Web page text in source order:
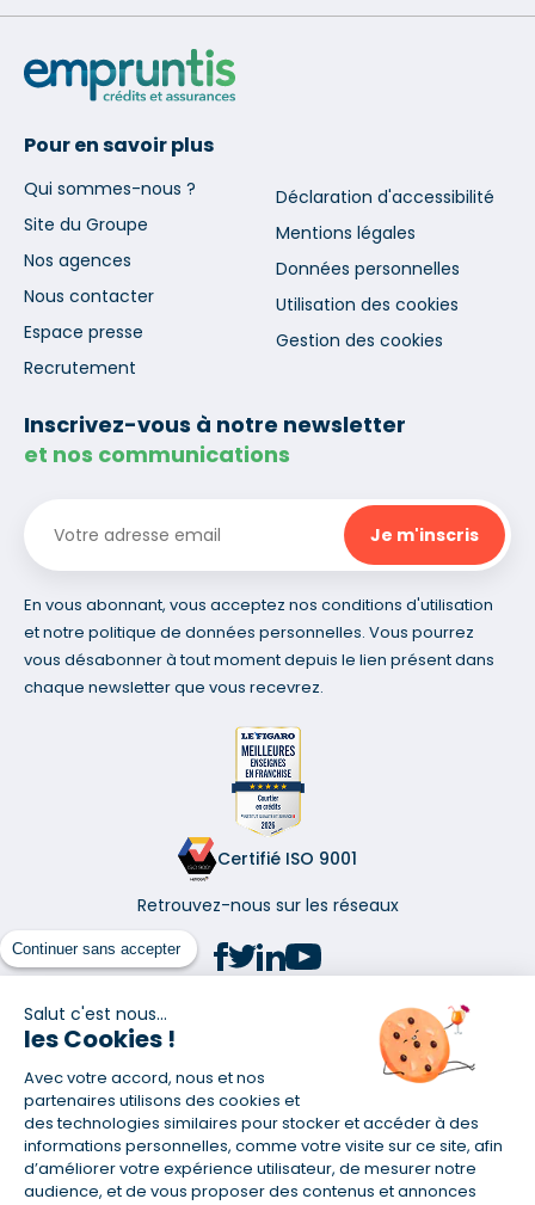
Continuer sans accepter
Salut c'est nous...
les Cookies !
Avec votre accord, nous et nos
partenaires utilisons des cookies et
des technologies similaires pour stocker et accéder à des
informations personnelles, comme votre visite sur ce site, afin
d’améliorer votre expérience utilisateur, de mesurer notre
audience, et de vous proposer des contenus et annonces
Pour en savoir plus
Qui sommes-nous ?
Site du Groupe
Nos agences
Nous contacter
Espace presse
Recrutement
Déclaration d'accessibilité
Mentions légales
Données personnelles
Utilisation des cookies
Gestion des cookies
Inscrivez-vous à notre newsletter
et nos communications
En vous abonnant, vous acceptez nos conditions d'utilisation
et notre politique de données personnelles. Vous pourrez
vous désabonner à tout moment depuis le lien présent dans
chaque newsletter que vous recevrez.
Certifié ISO 9001
Retrouvez-nous sur les réseaux
(1) Taux fixe national hors assurance et selon votre profil
(2) Économie de 65 % pour l'assurance d'un prêt amortissable de 330
457,23 € à 0,90 % sur 19,5 ans, accordé à un salarié non cadre assuré à
100 % (décès, PTIA, IPP, ITT, IPP) âgé de 36 ans fumeur et une personne
salariée non cadre assurée à 100 % (décès, PTIA, IPP, ITT, IPP) âgée de 35
ans et non-fumeur, tous deux sans risque médical connu. Au
14/07/2019, coût de l'assurance proposée par la banque 179,08 €/mois
en moyenne contre 64,60 €/mois en moyenne au 14/07/2022 avec